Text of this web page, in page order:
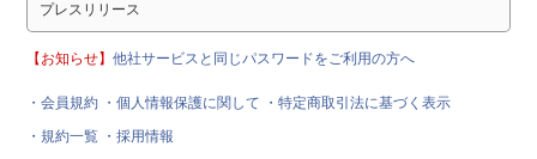
プレスリリース
【お知らせ】他社サービスと同じパスワードをご利用の方へ
・会員規約 ・個人情報保護に関して
・特定商取引法に基づく表示
・規約一覧 ・採用情報